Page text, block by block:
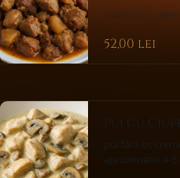
carne porc,
52,00 lei
Pui Cu
pui fără os
aproximativ 4-5